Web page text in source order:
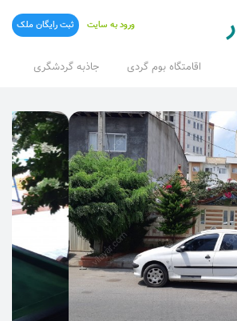
اقامتگاه بوم گردی جاذبه گردشگری
ورود به سایت ثبت رایگان ملک